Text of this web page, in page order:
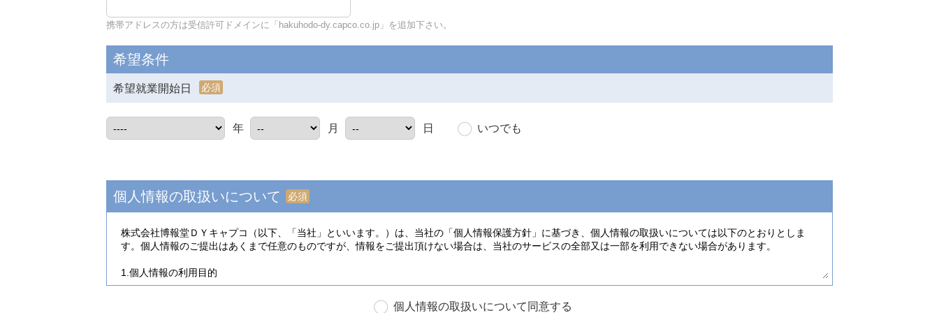
携帯アドレスの方は受信許可ドメインに「hakuhodo-dy.capco.co.jp」を追加下さい。
希望条件
希望就業開始日 必須
年 月 日 いつでも
個人情報の取扱いについて 必須
個人情報の取扱いについて同意する